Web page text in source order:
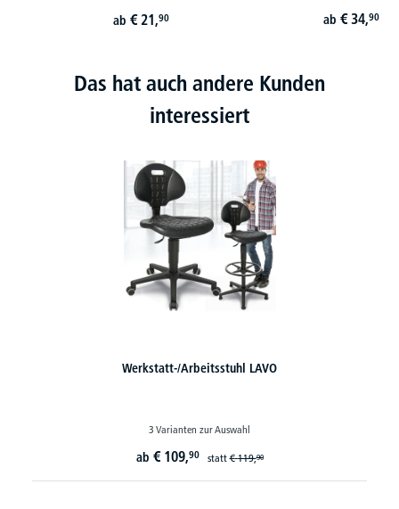
ab € 21,90 ab € 34,90
Das hat auch andere Kunden
interessiert
Werkstatt-/Arbeitsstuhl LAVO
3 Varianten zur Auswahl
ab € 109,90 statt€ 119,90